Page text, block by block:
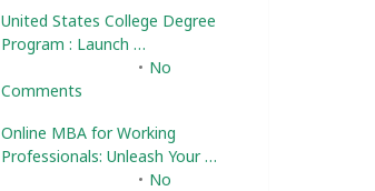
United States College Degree
Program : Launch …
No
Comments
Online MBA for Working
Professionals: Unleash Your …
No